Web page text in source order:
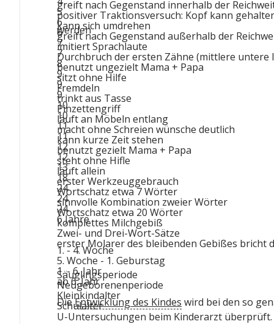
greift nach Gegenstand innerhalb der
positiver Traktionsversuch: Kopf kann
werden
kann sich umdrehen
5
greift nach Gegenstand außerhalb der
6
imitiert Sprachlaute
6
Durchbruch der ersten Zähne (mittlere untere
7
benutzt ungezielt Mama + Papa
7
sitzt ohne Hilfe
8
Fremdeln
9
trinkt aus Tasse
9
Pinzettengriff
9
läuft an Möbeln entlang
10
macht ohne Schreien wünsche deutlich
10
kann kurze Zeit stehen
11
benutzt gezielt Mama + Papa
11
steht ohne Hifle
12
läuft allein
12
erster Werkzeuggebrauch
13
Wortschatz etwa 7 Wörter
18
sinnvolle Kombination zweier Wörter
24
Wortschatz etwa 20 Wörter
24
komplettes Milchgebiß
24
Zwei- und Drei-Wort-Sätze
6 Jahre
erster Molarer des bleibenden Gebißes bricht
1. - 4. Woche
Säuglingsperiode
5. Woche - 1. Geburstag
Neugeborenenperiode
1. - 6. Jahr
Kleinkindalter
ab 6. Jahr
Schulalter
DieEntwicklung des Kindes wird bei den so
U-Untersuchungen beim Kinderarzt überprüft.